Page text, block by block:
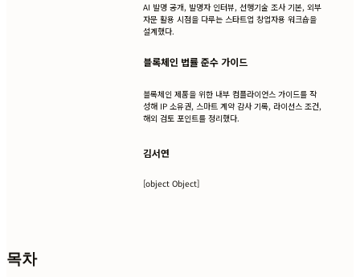
AI 발명 공개, 발명자 인터뷰, 선행기술 조사 기본, 외부
자문 활용 시점을 다루는 스타트업 창업자용 워크숍을
설계했다.
블록체인 법률 준수 가이드
블록체인 제품을 위한 내부 컴플라이언스 가이드를 작
성해 IP 소유권, 스마트 계약 감사 기록, 라이선스 조건,
해외 검토 포인트를 정리했다.
김서연
[object Object]
목차